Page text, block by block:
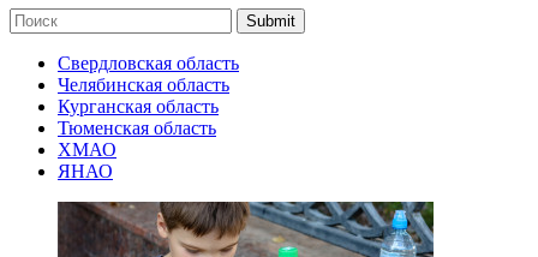
Submit
Свердловская область
Челябинская область
Курганская область
Тюменская область
ХМАО
ЯНАО